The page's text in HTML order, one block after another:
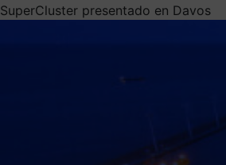
SuperCluster presentado en Davos